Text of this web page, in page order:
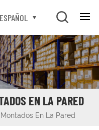
ESPAÑOL
EN LA PARED
En La Pared